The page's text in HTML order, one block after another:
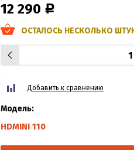
12 290 Р
ОСТАЛОСЬ НЕСКОЛЬКО
Добавить к сравнению
Модель:
HDMINI 110